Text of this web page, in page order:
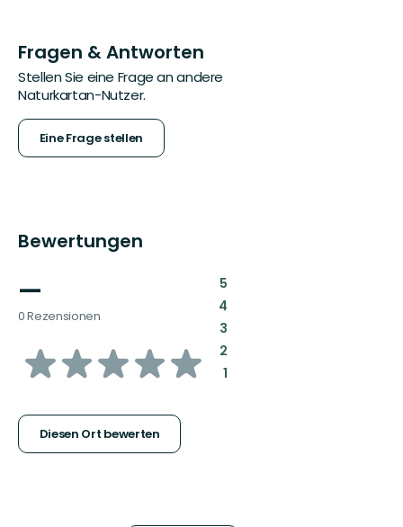
Fragen & Antworten
Stellen Sie eine Frage an andere
Naturkartan-Nutzer.
Eine Frage stellen
Bewertungen
—
0 Rezensionen
von
Sternen
Diesen Ort bewerten
5:
4:
3:
2:
1: